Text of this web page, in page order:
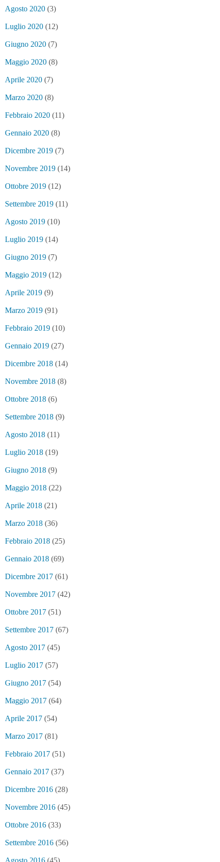
Agosto 2020 (3)
Luglio 2020 (12)
Giugno 2020 (7)
Maggio 2020 (8)
Aprile 2020 (7)
Marzo 2020 (8)
Febbraio 2020 (11)
Gennaio 2020 (8)
Dicembre 2019 (7)
Novembre 2019 (14)
Ottobre 2019 (12)
Settembre 2019 (11)
Agosto 2019 (10)
Luglio 2019 (14)
Giugno 2019 (7)
Maggio 2019 (12)
Aprile 2019 (9)
Marzo 2019 (91)
Febbraio 2019 (10)
Gennaio 2019 (27)
Dicembre 2018 (14)
Novembre 2018 (8)
Ottobre 2018 (6)
Settembre 2018 (9)
Agosto 2018 (11)
Luglio 2018 (19)
Giugno 2018 (9)
Maggio 2018 (22)
Aprile 2018 (21)
Marzo 2018 (36)
Febbraio 2018 (25)
Gennaio 2018 (69)
Dicembre 2017 (61)
Novembre 2017 (42)
Ottobre 2017 (51)
Settembre 2017 (67)
Agosto 2017 (45)
Luglio 2017 (57)
Giugno 2017 (54)
Maggio 2017 (64)
Aprile 2017 (54)
Marzo 2017 (81)
Febbraio 2017 (51)
Gennaio 2017 (37)
Dicembre 2016 (28)
Novembre 2016 (45)
Ottobre 2016 (33)
Settembre 2016 (56)
Agosto 2016 (45)